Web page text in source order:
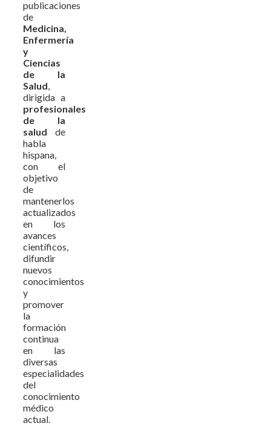
publicaciones
de
Medicina,
Enfermería
y
Ciencias
de la
Salud,
dirigida a
profesionales
de la
salud de
habla
hispana,
con el
objetivo
de
mantenerlos
actualizados
en los
avances
científicos,
difundir
nuevos
conocimientos
y
promover
la
formación
continua
en las
diversas
especialidades
del
conocimiento
médico
actual.